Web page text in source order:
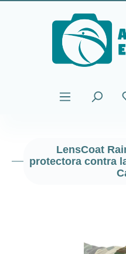
Saltar al contenido principal
LensCoat
protectora contra